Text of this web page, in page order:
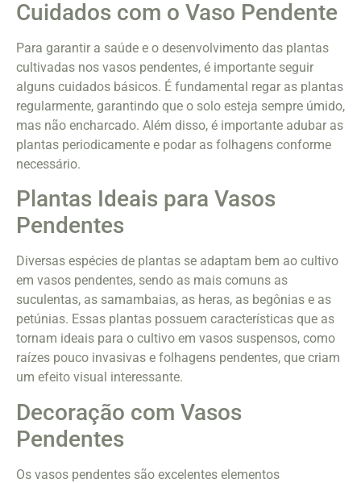
Cuidados com o Vaso Pendente
Para garantir a saúde e o desenvolvimento das plantas
cultivadas nos vasos pendentes, é importante seguir
alguns cuidados básicos. É fundamental regar as plantas
regularmente, garantindo que o solo esteja sempre úmido,
mas não encharcado. Além disso, é importante adubar as
plantas periodicamente e podar as folhagens conforme
necessário.
Plantas Ideais para Vasos
Pendentes
Diversas espécies de plantas se adaptam bem ao cultivo
em vasos pendentes, sendo as mais comuns as
suculentas, as samambaias, as heras, as begônias e as
petúnias. Essas plantas possuem características que as
tornam ideais para o cultivo em vasos suspensos, como
raízes pouco invasivas e folhagens pendentes, que criam
um efeito visual interessante.
Decoração com Vasos
Pendentes
Os vasos pendentes são excelentes elementos